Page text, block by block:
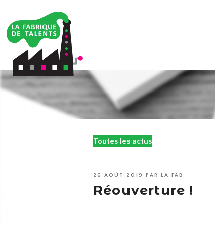
Toutes les actus
PUBLIÉ
26 AOÛT 2019 PAR LA FAB
Réouverture !